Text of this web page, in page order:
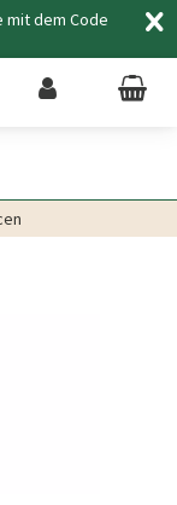
mit dem Code